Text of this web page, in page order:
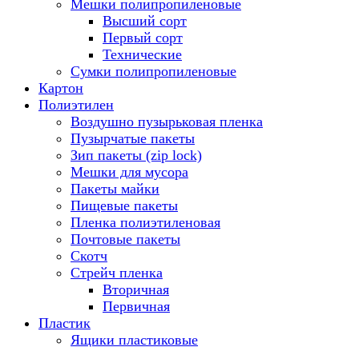
Мешки полипропиленовые
Высший сорт
Первый сорт
Технические
Сумки полипропиленовые
Картон
Полиэтилен
Воздушно пузырьковая пленка
Пузырчатые пакеты
Зип пакеты (zip lock)
Мешки для мусора
Пакеты майки
Пищевые пакеты
Пленка полиэтиленовая
Почтовые пакеты
Скотч
Стрейч пленка
Вторичная
Первичная
Пластик
Ящики пластиковые